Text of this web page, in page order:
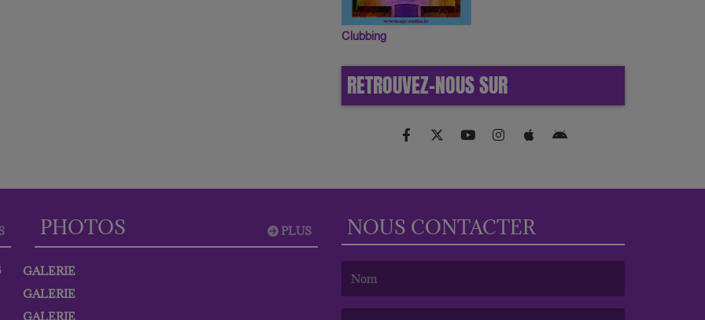
Clubbing
RETROUVEZ-NOUS SUR
PLUS
PHOTOS
GALERIE
GALERIE
GALERIE
NOUS CONTACTER